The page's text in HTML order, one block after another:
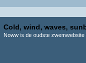
Cold, wind, waves,
Noww is de oudste